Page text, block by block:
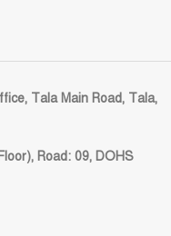
Tala Main Road, Tala,
Road: 09, DOHS